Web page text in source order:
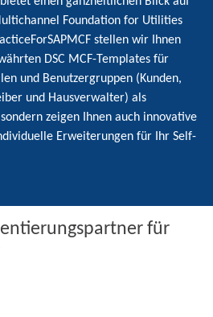
Foundation for Utilities
stellen wir Ihnen
DSC MCF-Templates für
und Benutzergruppen (Kunden,
und Hausverwalter) als
zeigen Ihnen auch innovative
Erweiterungen für Ihr Self-
für